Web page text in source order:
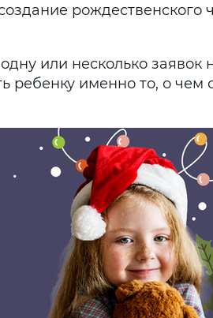
рождественского
или несколько заявок
ребенку именно то, о чем